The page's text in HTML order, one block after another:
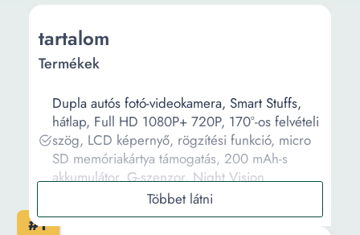
#1
tartalom
Termékek
Dupla autós fotó-videokamera, Smart Stuffs,
hátlap, Full HD 1080P+ 720P, 170°-os felvételi
szög, LCD képernyő, rögzítési funkció, micro
SD memóriakártya támogatás, 200 mAh-s
akkumulátor, G-szenzor, Night Vision
Welora Dupla autós kamera érintőképernyővel
+ hátramenet, Full HD, 4 hüvelykes LCD